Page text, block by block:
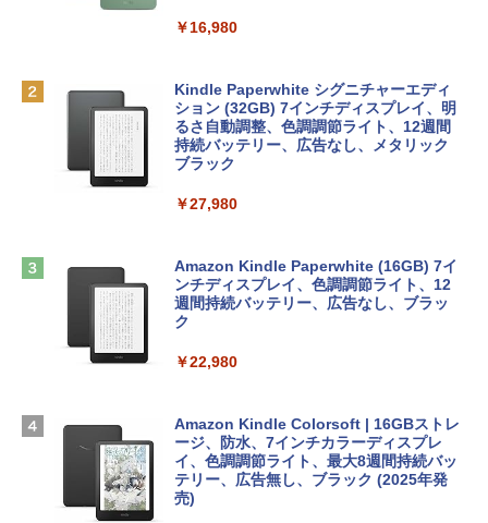
tomtoc 360°保護 15.6 16インチ パソコ
ンケース Dell NEC Lavie ASUS HP dyna
book Lenovo対応
13インチノートブック：AIとApple Intell
igence、13.6インチLiquid Retinaディ
スプレイ、16GBユニファイドメモリ、1
TB SSDストレージ、12MPセンターフレ
D - ミッドナイト
【Amazon.co.jp限定】 HP ノートパソコ
ン 15-fd 15.6インチ 16GBメモリ 512GB
SSD インテル Core 5
定バーチャルアイテムを含む】 【オンラ
インゲームコード】 ロブロックス |オン
ラインコード版
￥1,600
インゲームコード】 ロブロックス | オン
ラインコード版
￥3,200
ows11、10/mac対応|PC2台
￥39,582
￥1,292
非エンジニア 初心者 素人 でも安心 使い
めのAIコーディング入門シリーズ
￥99
AIイラスト表現辞典: 思い通りの絵を引き
￥480
FM TOWNS ハイパー・カタログ: 本体ハ
￥16,980
Kindle Paperwhite シグニチャーエディ
ション (32GB) 7インチディスプレイ、明
るさ自動調整、色調調節ライト、12週間
持続バッテリー、広告なし、メタリック
ブラック
￥27,980
Amazon Kindle Paperwhite (16GB) 7イ
ンチディスプレイ、色調調節ライト、12
週間持続バッテリー、広告なし、ブラッ
ク
￥22,980
Amazon Kindle Colorsoft | 16GBストレ
ージ、防水、7インチカラーディスプレ
イ、色調調節ライト、最大8週間持続バッ
テリー、広告無し、ブラック (2025年発
売)